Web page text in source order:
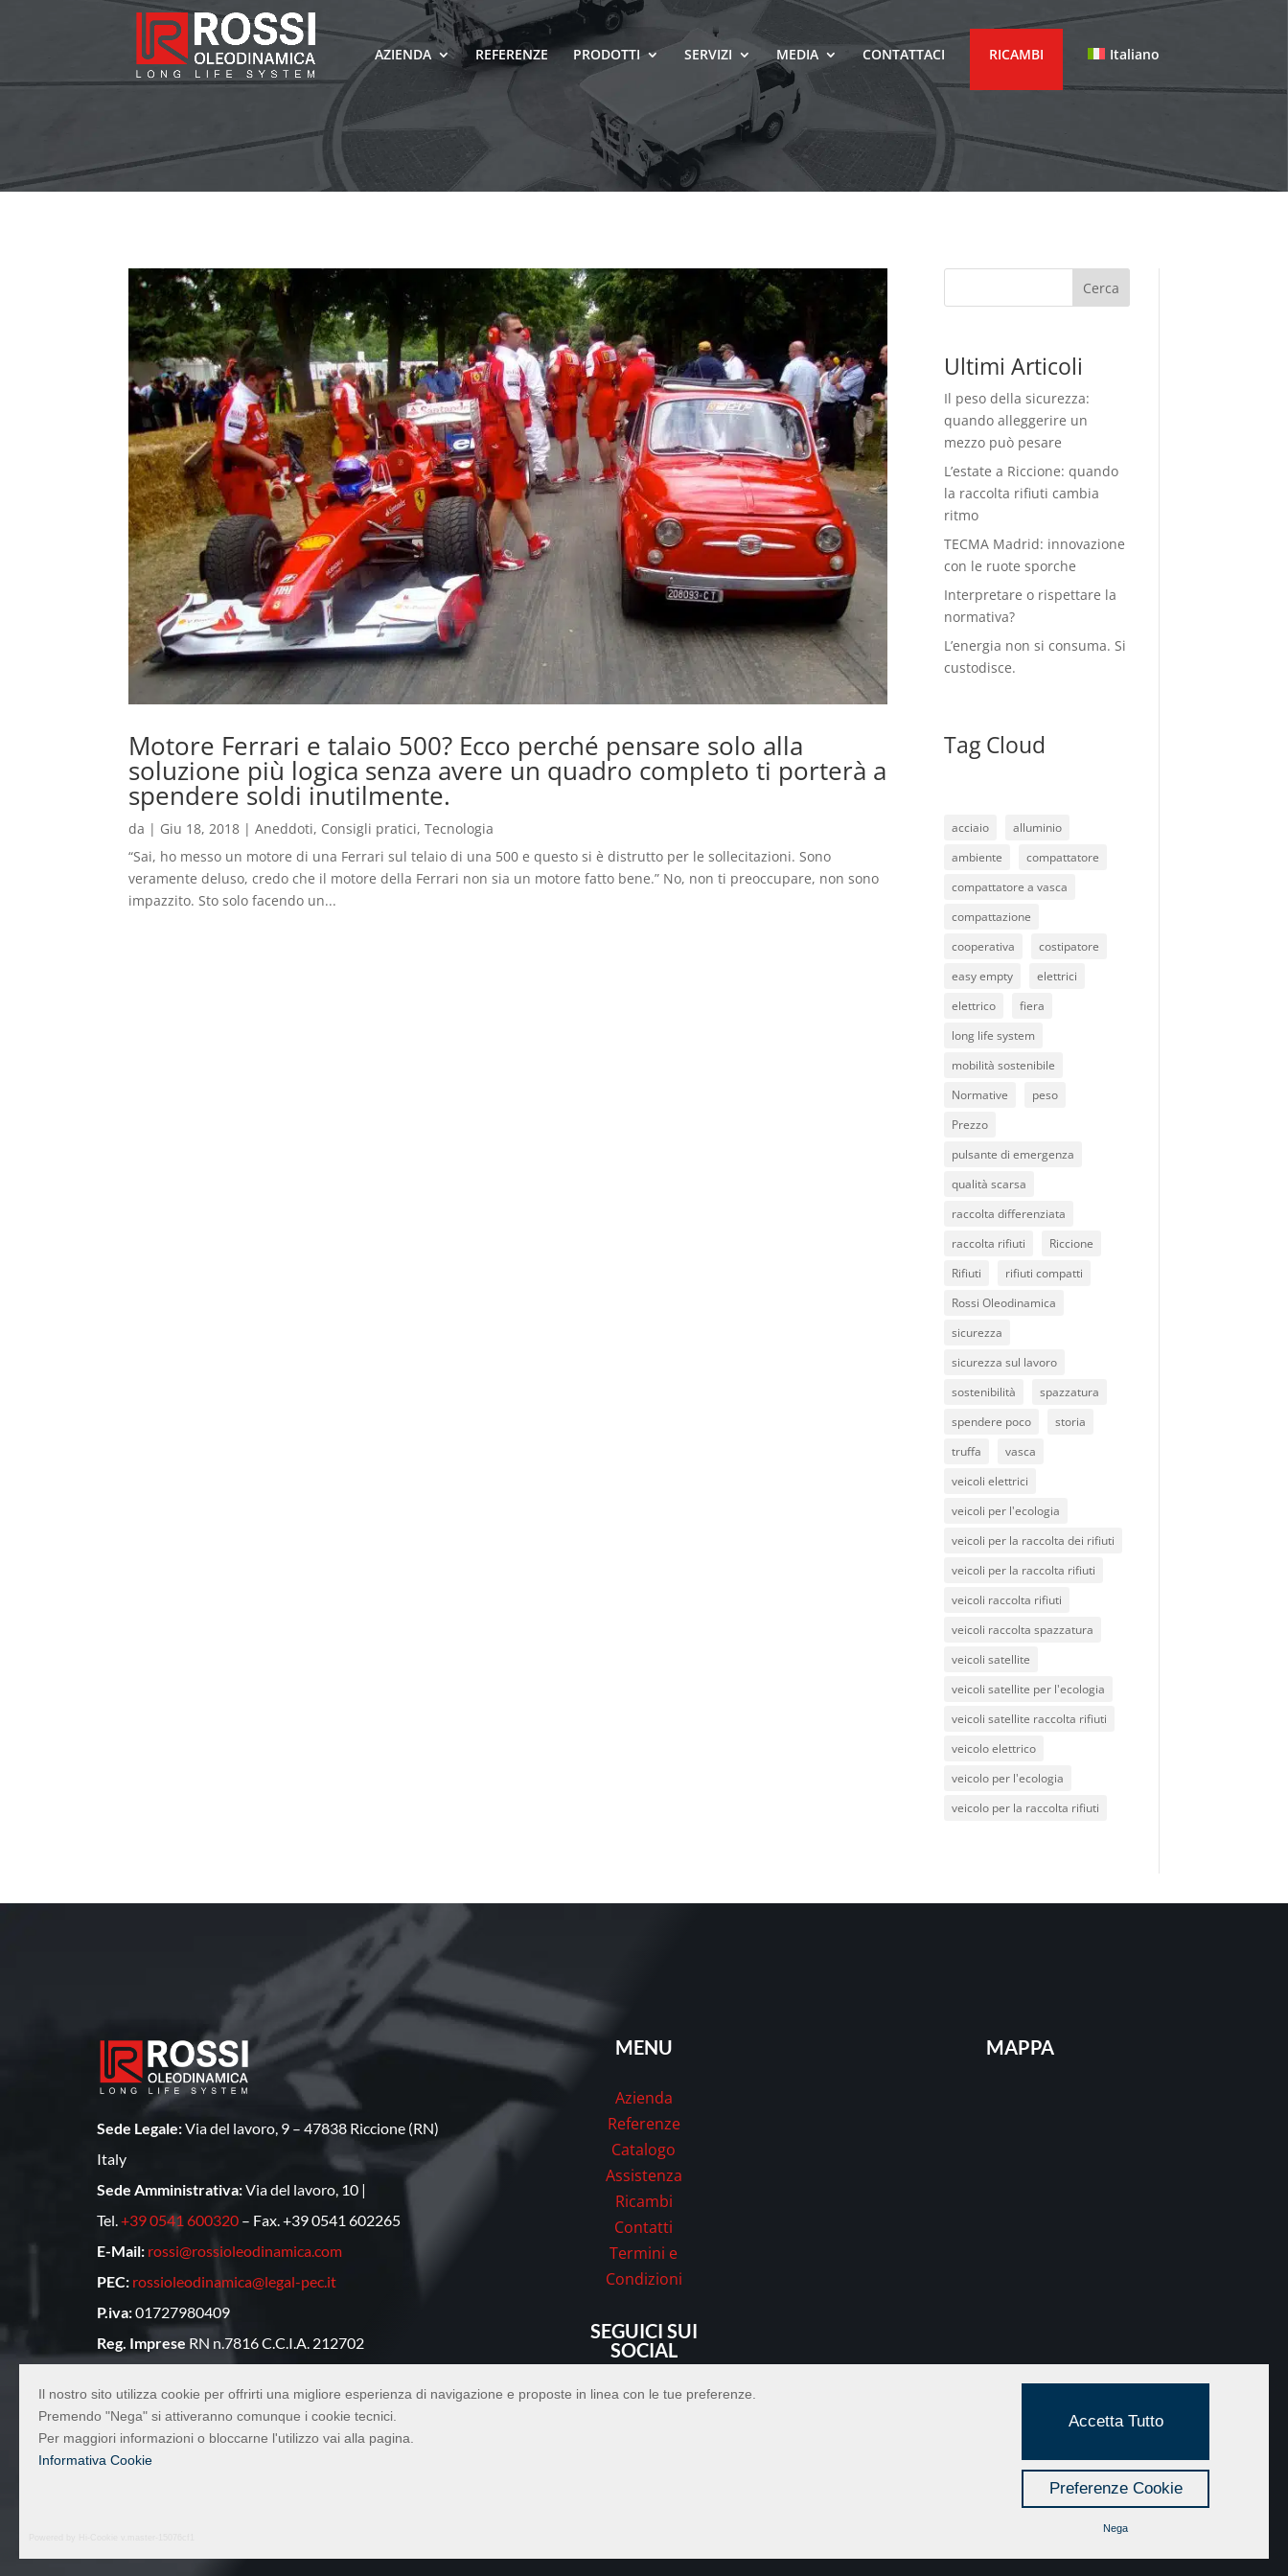
AZIENDA REFERENZE PRODOTTI SERVIZI MEDIA CONTATTACI RICAMBI Italiano
Motore Ferrari e talaio 500? Ecco perché pensare solo alla
soluzione più logica senza avere un quadro completo ti porterà a
spendere soldi inutilmente.
da | Giu 18, 2018 |Aneddoti, Consigli pratici,Tecnologia
“Sai, ho messo un motore di una Ferrari sul telaio di una 500 e questo si è distrutto per le sollecitazioni. Sono
veramente deluso, credo che il motore della Ferrari non sia un motore fatto bene.” No, non ti preoccupare, non sono
impazzito. Sto solo facendo un...
Cerca
Ultimi Articoli
Il peso della sicurezza:
quando alleggerire un
mezzo può pesare
L’estate a Riccione: quando
la raccolta rifiuti cambia
ritmo
TECMA Madrid: innovazione
con le ruote sporche
Interpretare o rispettare la
normativa?
L’energia non si consuma. Si
custodisce.
Tag Cloud
acciaio
alluminio
ambiente
compattatore
compattatore a vasca
compattazione
cooperativa
costipatore
easy empty
elettrici
elettrico
fiera
long life system
mobilità sostenibile
Normative
peso
Prezzo
pulsante di emergenza
qualità scarsa
raccolta differenziata
raccolta rifiuti
Riccione
Rifiuti
rifiuti compatti
Rossi Oleodinamica
sicurezza
sicurezza sul lavoro
sostenibilità
spazzatura
spendere poco
storia
truffa
vasca
veicoli elettrici
veicoli per l'ecologia
veicoli per la raccolta dei rifiuti
veicoli per la raccolta rifiuti
veicoli raccolta rifiuti
veicoli raccolta spazzatura
veicoli satellite
veicoli satellite per l'ecologia
veicoli satellite raccolta rifiuti
veicolo elettrico
veicolo per l'ecologia
veicolo per la raccolta rifiuti
Sede Legale:Via del lavoro, 9 – 47838 Riccione (RN)
Italy
Sede Amministrativa:Via del lavoro, 10 |
Tel.+39 0541 600320– Fax. +39 0541 602265
E-Mail: rossi@rossioleodinamica.com
PEC: rossioleodinamica@legal-pec.it
P.iva:01727980409
Reg. Imprese RN n.7816 C.C.I.A. 212702
Cap. Sociale€47.320,00
MENU
Azienda
Referenze
Catalogo
Assistenza
Ricambi
Contatti
Termini e
Condizioni
SEGUICI SUI
SOCIAL
  
MAPPA
Il nostro sito utilizza cookie per offrirti una migliore esperienza di navigazione e proposte in linea con le tue preferenze.
Premendo "Nega" si attiveranno comunque i cookie tecnici.
Per maggiori informazioni o bloccarne l'utilizzo vai alla pagina.
Informativa Cookie
Accetta Tutto
Preferenze Cookie
Nega